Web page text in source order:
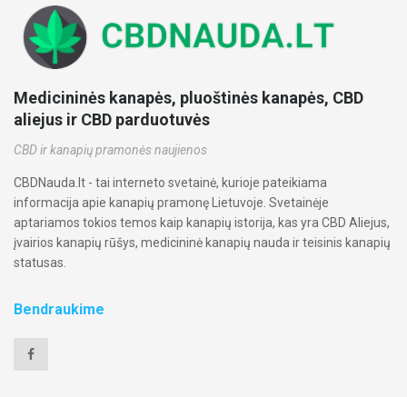
Medicininės kanapės, pluoštinės kanapės, CBD
aliejus ir CBD parduotuvės
CBD ir kanapių pramonės naujienos
CBDNauda.lt - tai interneto svetainė, kurioje pateikiama
informacija apie kanapių pramonę Lietuvoje. Svetainėje
aptariamos tokios temos kaip kanapių istorija, kas yra CBD Aliejus,
įvairios kanapių rūšys, medicininė kanapių nauda ir teisinis kanapių
statusas.
Bendraukime